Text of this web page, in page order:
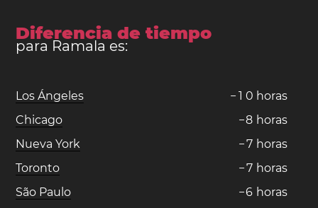
Diferencia de tiempo
para Ramala es:
Los Ángeles − 1 0 horas
Chicago
−8 horas
Nueva York
−7 horas
Toronto
−7 horas
São Paulo
−6 horas